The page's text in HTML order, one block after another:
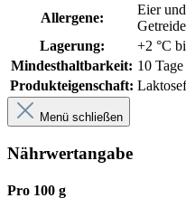
Allergene:
Eier
Lagerung:
+2 °C
Mindesthaltbarkeit: 10 Tage
Produkteigenschaft:
Menü schließen
Nährwertangabe
Pro 100 g